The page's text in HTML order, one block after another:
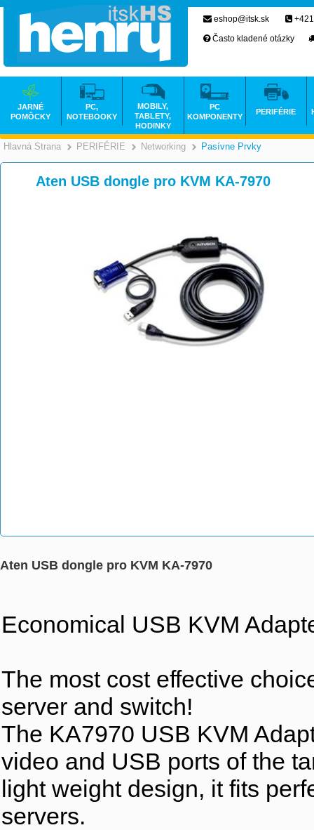
Hlavná Strana >
PERIFÉRIE >
Networking >
Pasívne Prvky
Aten USB dongle pro KVM KA-7970
Aten USB dongle pro KVM KA-7970
Economical USB KVM
The most cost effective
server and switch!
The KA7970 USB KVM
video and USB ports of the
light weight design, it fits
servers.
eshop@itsk.sk
Často kladené otázky
JARNÉ
POMÔCKY
PC,
NOTEBOOKY
MOBILY,
TABLETY,
HODINKY
PC
KOMPONENTY
PERIFÉRIE